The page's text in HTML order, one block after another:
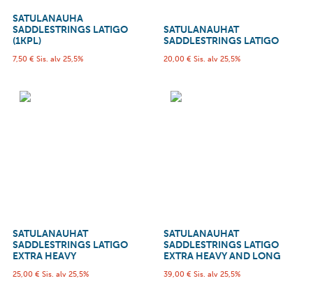
SATULANAUHA
SADDLESTRINGS LATIGO
(1KPL)
7,50 € Sis. alv 25,5%
SATULANAUHAT
SADDLESTRINGS LATIGO
20,00 € Sis. alv 25,5%
SATULANAUHAT
SADDLESTRINGS LATIGO
EXTRA HEAVY
25,00 € Sis. alv 25,5%
SATULANAUHAT
SADDLESTRINGS LATIGO
EXTRA HEAVY AND LONG
39,00 € Sis. alv 25,5%